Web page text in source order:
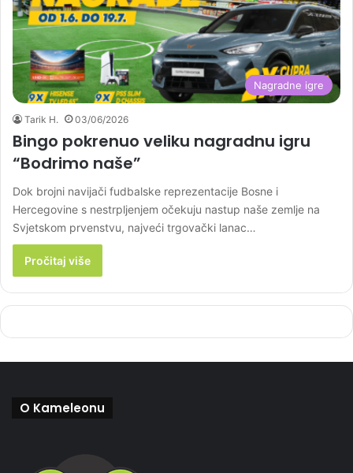
Nagradne igre
Tarik H. 03/06/2026
Bingo pokrenuo veliku nagradnu igru
“Bodrimo naše”
Dok brojni navijači fudbalske reprezentacije Bosne i
Hercegovine s nestrpljenjem očekuju nastup naše zemlje na
Svjetskom prvenstvu, najveći trgovački lanac…
Pročitaj više
O Kameleonu